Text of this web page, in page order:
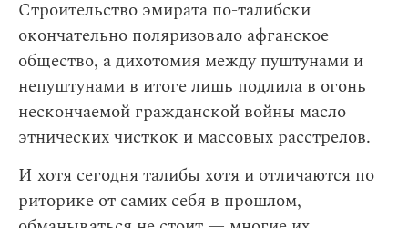
Строительство эмирата по-талибски
окончательно поляризовало афганское
общество, а дихотомия между пуштунами и
непуштунами в итоге лишь подлила в огонь
нескончаемой гражданской войны масло
этнических чисткок и массовых расстрелов.
И хотя сегодня талибы хотя и отличаются по
риторике от самих себя в прошлом,